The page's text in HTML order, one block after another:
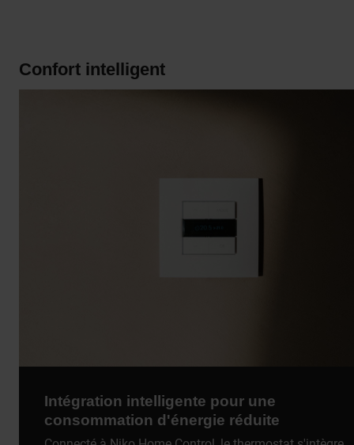
Confort intelligent
Intégration intelligente pour une
consommation d'énergie réduite